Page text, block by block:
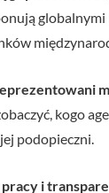
kogo
podopieczni.
i